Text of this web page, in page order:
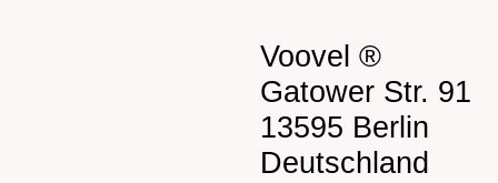
Voovel ®
Gatower Str. 91
13595 Berlin
Deutschland